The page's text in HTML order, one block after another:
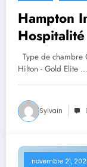
Hampton
Hospitalité
Type de
Hilton - Gold Elite …
Sylvain
novembre 21,